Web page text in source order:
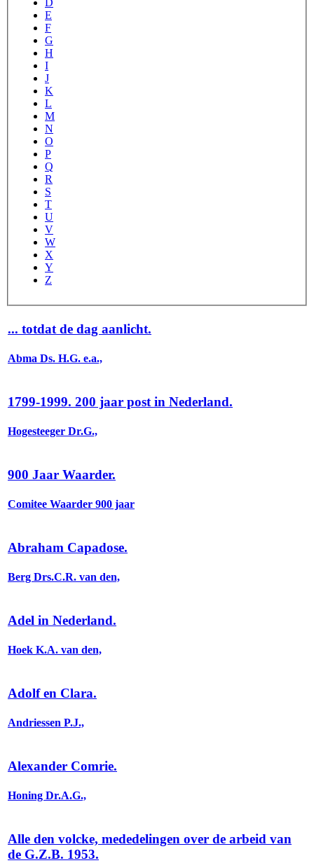
D
E
F
G
H
I
J
K
L
M
N
O
P
Q
R
S
T
U
V
W
X
Y
Z
... totdat de dag aanlicht.
Abma Ds. H.G. e.a.,
1799-1999. 200 jaar post in Nederland.
Hogesteeger Dr.G.,
900 Jaar Waarder.
Comitee Waarder 900 jaar
Abraham Capadose.
Berg Drs.C.R. van den,
Adel in Nederland.
Hoek K.A. van den,
Adolf en Clara.
Andriessen P.J.,
Alexander Comrie.
Honing Dr.A.G.,
Alle den volcke, mededelingen over de arbeid van
de G.Z.B. 1953.